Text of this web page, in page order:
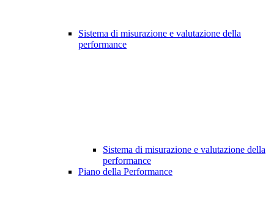
Sistema di misurazione e valutazione della
performance
Sistema di misurazione e valutazione della
performance
Piano della Performance